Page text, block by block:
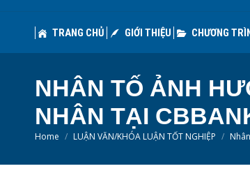
TRANG CHỦ GIỚI THIỆU CHƯƠNG
NHÂN TỐ ẢNH
NHÂN TẠI
You are here:
Home LUẬN VĂN/KHÓA LUẬN TỐT NGHIỆP